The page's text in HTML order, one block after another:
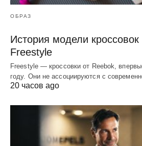
ОБРАЗ
История модели кроссовок
Freestyle
Freestyle — кроссовки от Reebok,
году. Они не ассоциируются с
20 часов ago